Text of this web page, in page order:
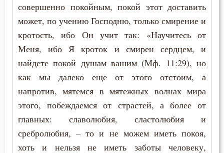
Время
Гонение
Гость
Грех
Дело
Моисей Оптинский (Путилов)
Нектарий Оптинский (Тихонов)
Никодим Святогорец
Серафим Саровский
Симеон Новый Богослов
совершенно покойным, покой этот доставить
может, по учению Господню, только смирение и
кротость, ибо Он учит так: «Научитесь от
Меня, ибо Я кроток и смирен сердцем, и
найдете покой душам вашим (Мф. 11:29), но
как мы далеко еще от этого отстоим, а
напротив, мятемся в мятежных волнах мира
этого, побеждаемся от страстей, а более от
главных: славолюбия, сластолюбия и
сребролюбия, – то и не можем иметь покоя,
хоть и нельзя не иметь заботы человеку,